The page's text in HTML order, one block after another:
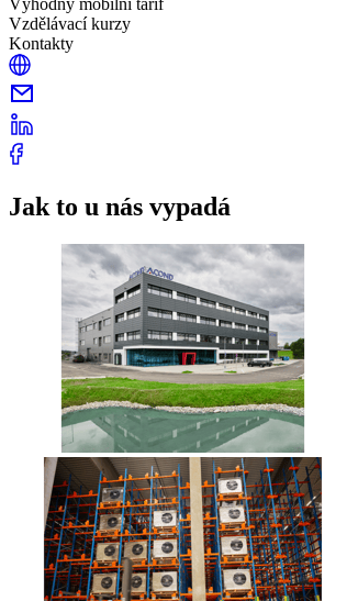
Vzdělávací kurzy
Kontakty
Jak to u nás vypadá